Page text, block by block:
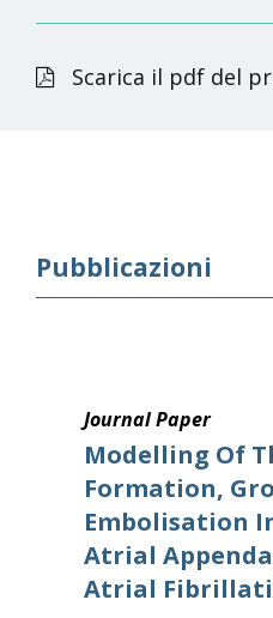
Scarica il pdf del
Pubblicazioni
Journal Paper
Modelling Of
Formation,
Embolisation
Atrial
Atrial